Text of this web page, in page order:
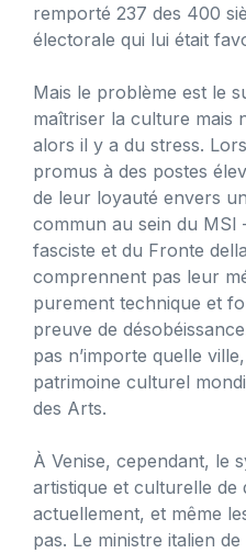
remporté 237 des 400
électorale qui lui était
Mais le problème est le
maîtriser la culture mais
alors il y a du stress.
promus à des postes
de leur loyauté envers
commun au sein du MSI
fasciste et du Fronte
comprennent pas leur
purement technique et
preuve de
pas n’importe quelle
patrimoine culturel
des Arts.
À Venise, cependant, le
artistique et culturelle de
actuellement, et même
pas. Le ministre italien